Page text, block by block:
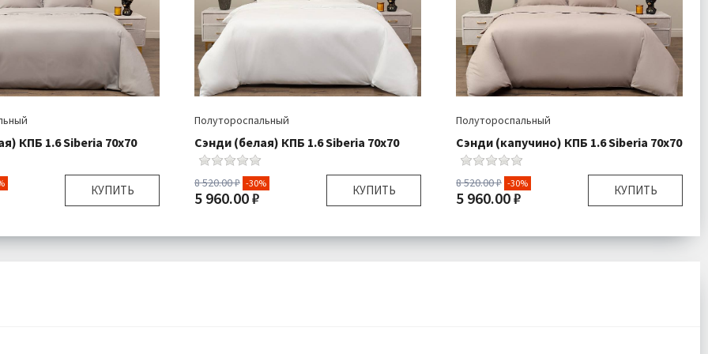
КПБ 1.6 Siberia 70х70
КУПИТЬ
Полутороспальный
Полутороспальный
Сэнди (белая) КПБ 1.6 Siberia 70х70
8 520.00 ₽ -30%
5 960.00 ₽ КУПИТЬ
Размер:
Полутороспальный
Полутороспальный
Сэнди (капучино) КПБ 1.6 Siberia 70х70
8 520.00 ₽ -30%
5 960.00 ₽ КУПИТЬ
Размер:
Полутороспальный